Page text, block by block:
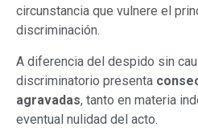
circunstancia que vulnere el
discriminación.
A diferencia del despido sin
discriminatorio presenta
agravadas, tanto en materia
eventual nulidad del acto.